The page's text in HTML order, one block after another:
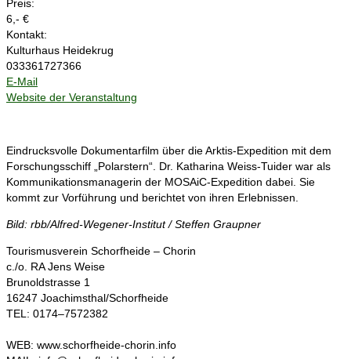
Preis:
6,- €
Kontakt:
Kulturhaus Heidekrug
033361727366
E-Mail
Website der Veranstaltung
Eindrucksvolle Dokumentarfilm über die Arktis-Expedition mit dem
Forschungsschiff „Polarstern“. Dr. Katharina Weiss-Tuider war als
Kommunikationsmanagerin der MOSAiC-Expedition dabei. Sie
kommt zur Vorführung und berichtet von ihren Erlebnissen.
Bild: rbb/Alfred-Wegener-Institut / Steffen Graupner
Tourismusverein Schorfheide – Chorin
c./o. RA Jens Weise
Brunoldstrasse 1
16247 Joachimsthal/Schorfheide
TEL: 0174–7572382
WEB: www.schorfheide-chorin.info